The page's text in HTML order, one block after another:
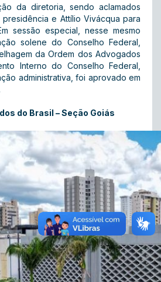
da diretoria, sendo aclamados
e Attílio Vivácqua para
sessão especial, nesse mesmo
solene do Conselho Federal,
da Ordem dos Advogados
Interno do Conselho Federal,
administrativa, foi aprovado em
do Brasil – Seção Goiás